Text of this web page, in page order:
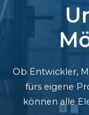
Ob Entwickler,
fürs eigene
können alle